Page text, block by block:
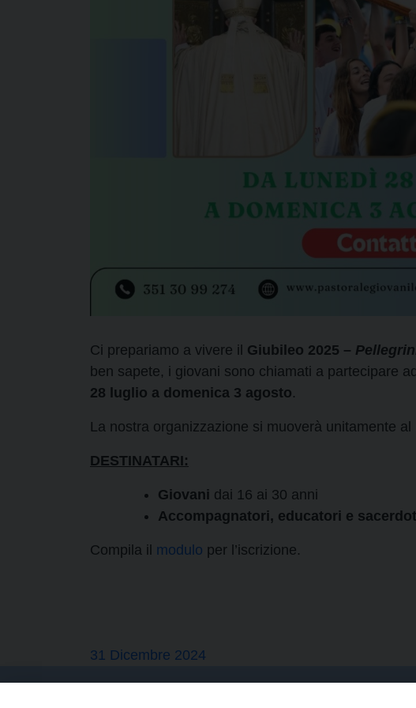
Ci prepariamo a vivere il Giubileo 2025 –
ben sapete, i giovani sono chiamati a partecipare
28 luglio a domenica 3 agosto.
La nostra organizzazione si muoverà unitamente
DESTINATARI:
Giovani dai 16 ai 30 anni
Accompagnatori, educatori e
Compila il modulo per l’iscrizione.
31 Dicembre 2024